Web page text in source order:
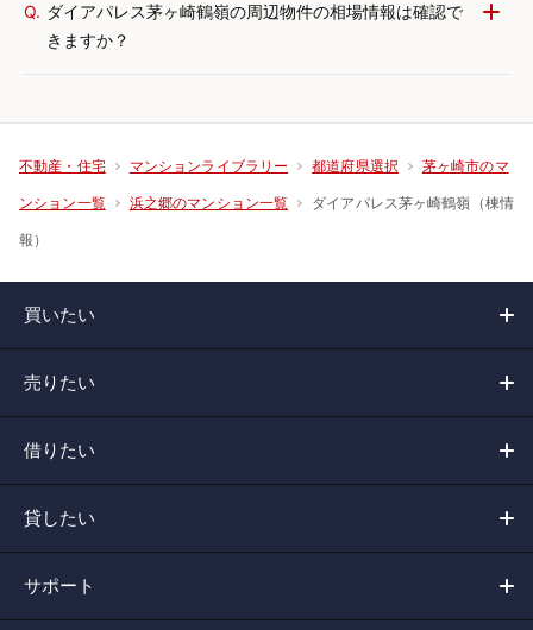
Q. ダイアパレス茅ヶ崎鶴嶺の周辺物件の相場情報は確認で
きますか？
不動産・住宅 マンションライブラリー 都道府県選択 茅ヶ崎市のマ
ンション一覧 浜之郷のマンション一覧 ダイアパレス茅ヶ崎鶴嶺（棟情
報）
買いたい
売りたい
借りたい
貸したい
サポート